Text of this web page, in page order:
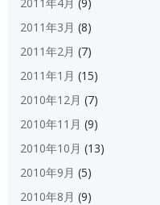
2011年3月 (8)
2011年2月 (7)
2011年1月 (15)
2010年12月 (7)
2010年11月 (9)
2010年10月 (13)
2010年9月 (5)
2010年8月 (9)